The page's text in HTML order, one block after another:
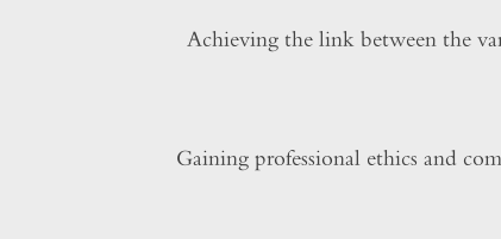
Achieving the link between the
Gaining professional ethics and